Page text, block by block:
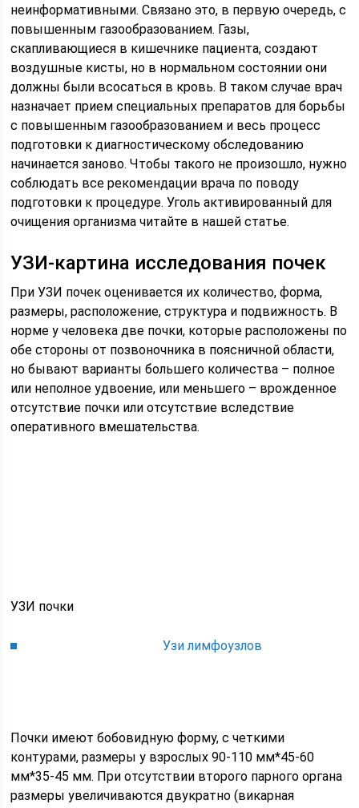
неинформативными. Связано это, в первую очередь, с
повышенным газообразованием. Газы,
скапливающиеся в кишечнике пациента, создают
воздушные кисты, но в нормальном состоянии они
должны были всосаться в кровь. В таком случае врач
назначает прием специальных препаратов для борьбы
с повышенным газообразованием и весь процесс
подготовки к диагностическому обследованию
начинается заново. Чтобы такого не произошло, нужно
соблюдать все рекомендации врача по поводу
подготовки к процедуре. Уголь активированный для
очищения организма читайте в нашей статье.
УЗИ-картина исследования почек
При УЗИ почек оценивается их количество, форма,
размеры, расположение, структура и подвижность. В
норме у человека две почки, которые расположены по
обе стороны от позвоночника в поясничной области,
но бывают варианты большего количества – полное
или неполное удвоение, или меньшего – врожденное
отсутствие почки или отсутствие вследствие
оперативного вмешательства.
УЗИ почки
Узи лимфоузлов
Почки имеют бобовидную форму, с четкими
контурами, размеры у взрослых 90-110 мм*45-60
мм*35-45 мм. При отсутствии второго парного органа
размеры увеличиваются двукратно (викарная